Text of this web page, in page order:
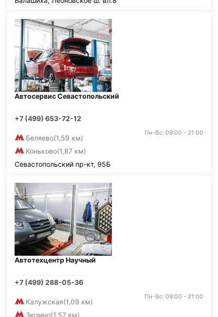
Автосервис Севастопольский
+7 (499) 653-72-12
Беляево(1,59 км)
Коньково(1,87 км)
Пн-Вс: 09:00 - 21:00
Севастопольский пр-кт, 95Б
Автотехцентр Научный
+7 (499) 288-05-36
Калужская(1,09 км)
Зюзино(1,57 км)
Пн-Вс: 09:00 - 21:00